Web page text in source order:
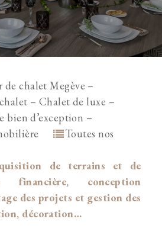
chalet Megève –
– Chalet de luxe –
bien d’exception –
Toutes nos
de terrains et de
financière, conception
des projets et gestion des
décoration…